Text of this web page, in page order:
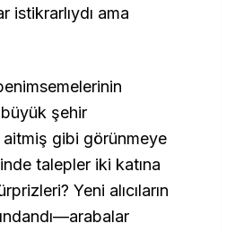
istikrarlıydı ama
büyük şehir
aitmiş gibi görünmeye
talepler iki katına
Yeni alıcıların